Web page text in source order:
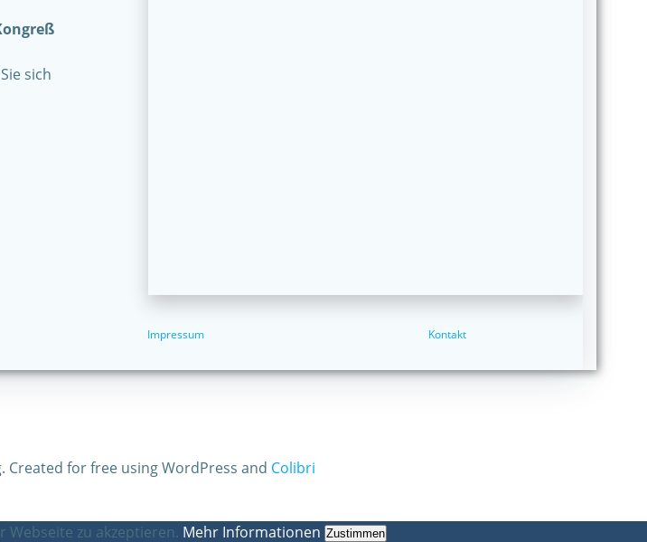
sich
Impressum Kontakt
for free using WordPress and Colibri
Webseite zu akzeptieren. Mehr Informationen Zustimmen